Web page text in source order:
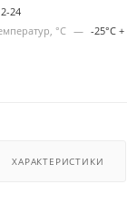
24
°С — -25°С +
ХАРАКТЕРИСТИКИ